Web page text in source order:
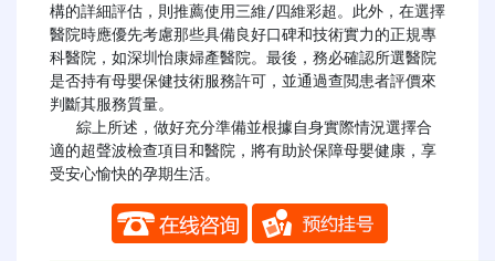
構的詳細評估，則推薦使用三維/四維彩超。此外，在選擇
醫院時應優先考慮那些具備良好口碑和技術實力的正規專
科醫院，如深圳怡康婦產醫院。最後，務必確認所選醫院
是否持有母嬰保健技術服務許可，並通過查閲患者評價來
判斷其服務質量。
適的超聲波檢查項目和醫院，將有助於保障母嬰健康，享
受安心愉快的孕期生活。